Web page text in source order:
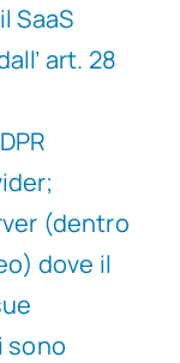
SaaS
art. 28
(dentro
dove il
sono